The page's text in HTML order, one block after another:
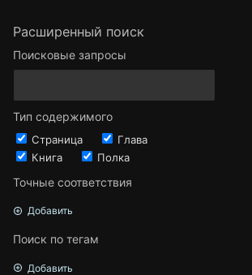
Расширенный поиск
Поисковые запросы
Тип содержимого
Страница
Глава
Книга
Полка
Точные соответствия
Добавить
Поиск по тегам
Добавить